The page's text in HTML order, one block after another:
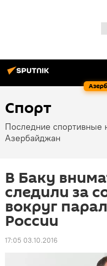
Спорт
Последние спортивные
Азербайджан
В Баку
следили за
вокруг
России
17:05 03.10.2016